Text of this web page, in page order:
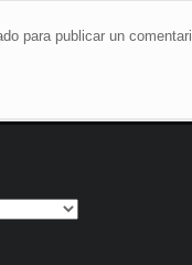
para publicar un